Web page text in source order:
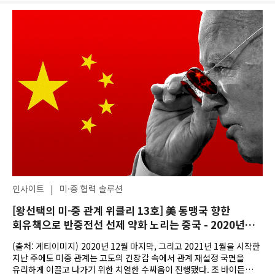
인사이트 | 미·중 협력 솔루션
[왕선택의 미-중 관계 위클리 13호] 美 동맹국 향한
회유책으로 반중전선 선제 약화 노리는 중국 - 2020년
12월 다섯째주 미중관계 위클리
(출처: 게티이미지) 2020년 12월 마지막, 그리고 2021년 1월을 시작한
지난 주에도 미중 관계는 고도의 긴장감 속에서 관계 재설정 국면을
유리하게 이끌고 나가기 위한 치열한 수싸움이 진행됐다. 조 바이든